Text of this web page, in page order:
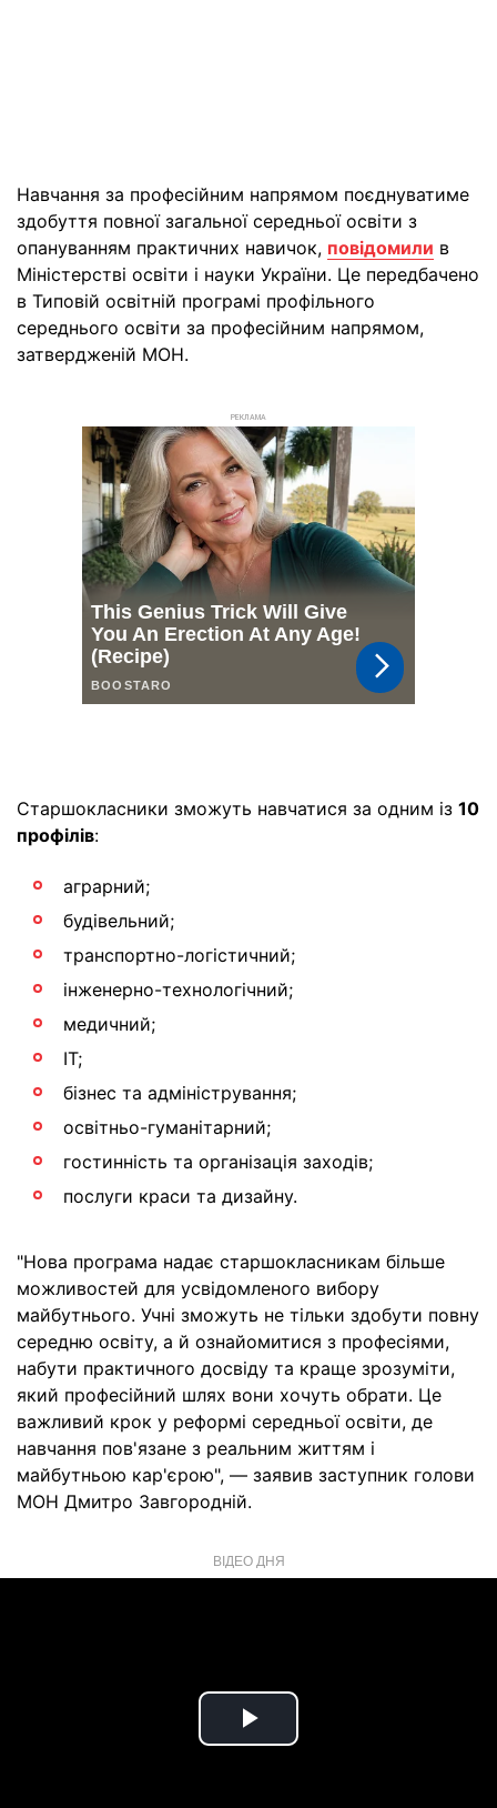
Навчання за професійним напрямом поєднуватиме
здобуття повної загальної середньої освіти з
опануванням практичних навичок, повідомили в
Міністерстві освіти і науки України. Це передбачено
в Типовій освітній програмі профільного
середнього освіти за професійним напрямом,
затвердженій МОН.
РЕКЛАМА
Старшокласники зможуть навчатися за одним із 10
профілів:
аграрний;
будівельний;
транспортно-логістичний;
інженерно-технологічний;
медичний;
ІТ;
бізнес та адміністрування;
освітньо-гуманітарний;
гостинність та організація заходів;
послуги краси та дизайну.
"Нова програма надає старшокласникам більше
можливостей для усвідомленого вибору
майбутнього. Учні зможуть не тільки здобути повну
середню освіту, а й ознайомитися з професіями,
набути практичного досвіду та краще зрозуміти,
який професійний шлях вони хочуть обрати. Це
важливий крок у реформі середньої освіти, де
навчання пов'язане з реальним життям і
майбутньою кар'єрою", — заявив заступник голови
МОН Дмитро Завгородній.
ВІДЕО ДНЯ
Play